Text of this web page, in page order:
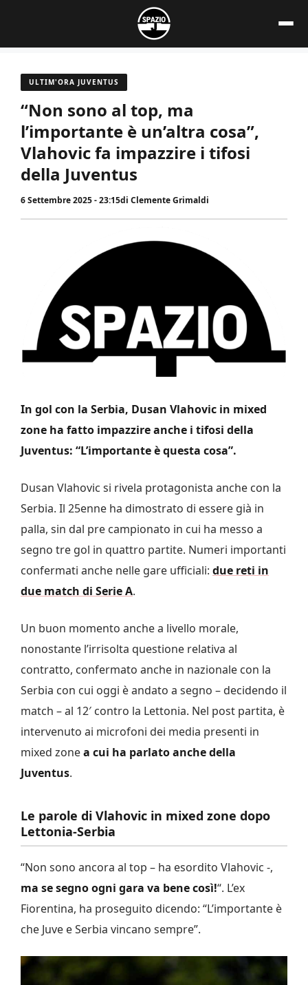
contenuto
ULTIM'ORA JUVENTUS
“Non sono al top, ma
l’importante è un’altra cosa”,
Vlahovic fa impazzire i tifosi
della Juventus
6 Settembre 2025 - 23:15di Clemente Grimaldi
In gol con la Serbia, Dusan Vlahovic in mixed
zone ha fatto impazzire anche i tifosi della
Juventus: “L’importante è questa cosa”.
Dusan Vlahovic si rivela protagonista anche con la
Serbia. Il 25enne ha dimostrato di essere già in
palla, sin dal pre campionato in cui ha messo a
segno tre gol in quattro partite. Numeri importanti
confermati anche nelle gare ufficiali: due reti in
due match di Serie A.
Un buon momento anche a livello morale,
nonostante l’irrisolta questione relativa al
contratto, confermato anche in nazionale con la
Serbia con cui oggi è andato a segno – decidendo il
match – al 12′ contro la Lettonia. Nel post partita, è
intervenuto ai microfoni dei media presenti in
mixed zonea cui ha parlato anche della
Juventus.
Le parole di Vlahovic in mixed zone dopo
Lettonia-Serbia
“Non sono ancora al top – ha esordito Vlahovic -,
ma se segno ogni gara va bene così!“. L’ex
Fiorentina, ha proseguito dicendo: “L’importante è
che Juve e Serbia vincano sempre”.